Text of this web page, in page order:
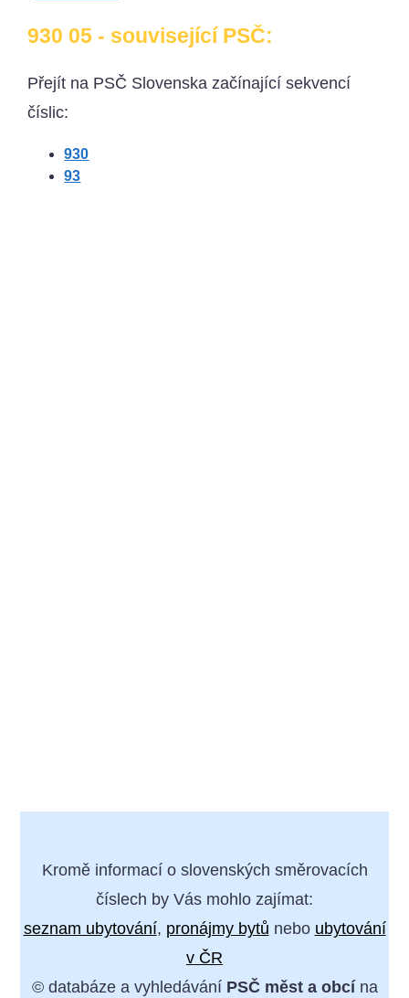
930 05 - související PSČ:
Přejít na PSČ Slovenska začínající sekvencí
číslic:
930
93
Kromě informací o slovenských směrovacích
číslech by Vás mohlo zajímat:
seznam ubytování, pronájmy bytů nebo ubytování
v ČR
© databáze a vyhledávání PSČ měst a obcína